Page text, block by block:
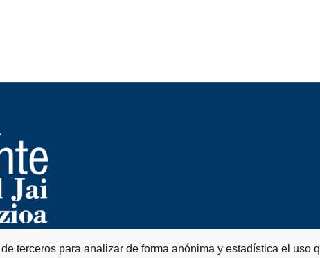
terceros para analizar de forma anónima y estadística el uso